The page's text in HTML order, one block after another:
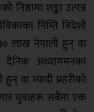
निष्ठामा शङ्का उत्पन्न
निम्ति विदेशी
लाख नेपाली हुन् वा
दैनिक अध्यागमनका
वा म्यादी प्रहरीको
युवाहरू सबैमा एक